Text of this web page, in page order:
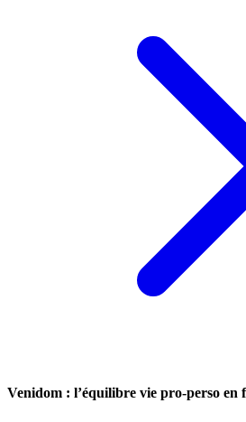
Venidom : l’équilibre vie pro-perso en